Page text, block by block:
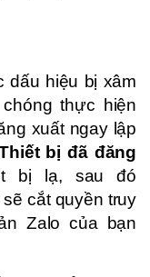
dấu hiệu bị xâm
thực hiện
xuất ngay lập
bị đã đăng
bị lạ, sau đó
cắt quyền truy
Zalo của bạn